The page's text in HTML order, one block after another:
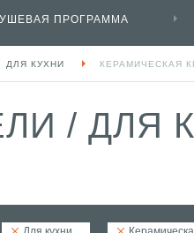
ПРОГРАММА
ДЛЯ КУХНИ КЕРАМИЧЕСКАЯ
/ ДЛЯ